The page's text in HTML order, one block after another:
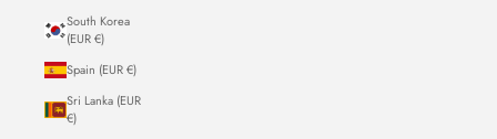
South Korea
(EUR €)
Spain (EUR €)
Sri Lanka (EUR
€)